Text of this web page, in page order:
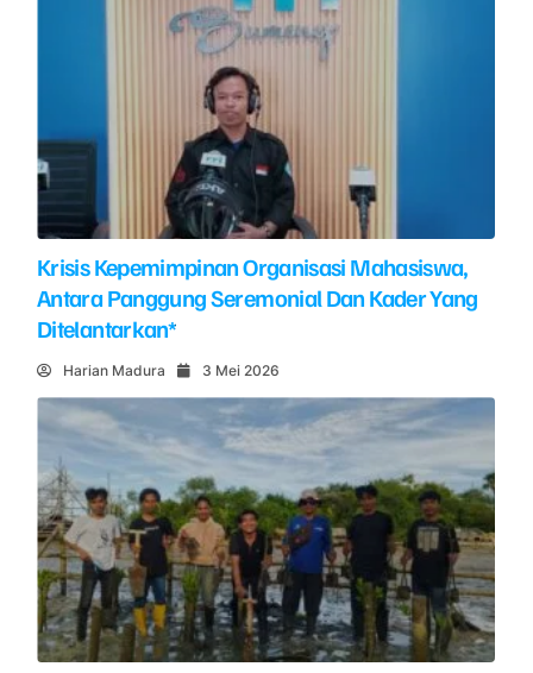
Krisis Kepemimpinan Organisasi Mahasiswa,
Antara Panggung Seremonial Dan Kader Yang
Ditelantarkan*
Harian Madura 3 Mei 2026